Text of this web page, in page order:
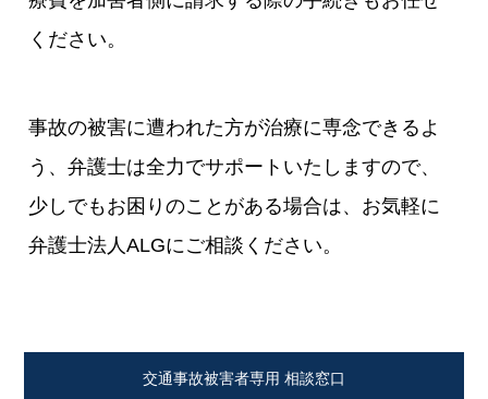
ください。
事故の被害に遭われた方が治療に専念できるよ
う、弁護士は全力でサポートいたしますので、
少しでもお困りのことがある場合は、お気軽に
弁護士法人ALGにご相談ください。
交通事故被害者専用 相談窓口